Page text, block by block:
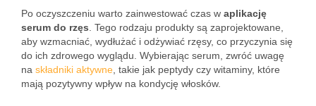
Po oczyszczeniu warto zainwestować czas w aplikację
serum do rzęs . Tego rodzaju produkty są zaprojektowane,
aby wzmacniać, wydłużać i odżywiać rzęsy, co przyczynia się
do ich zdrowego wyglądu. Wybierając serum, zwróć uwagę
na składniki aktywne , takie jak peptydy czy witaminy, które
mają pozytywny wpływ na kondycję włosków.